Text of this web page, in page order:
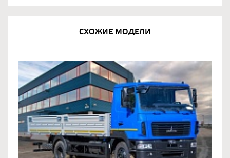
СХОЖИЕ МОДЕЛИ